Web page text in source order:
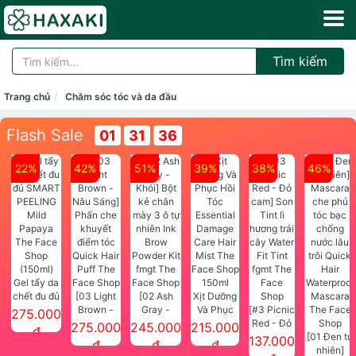
Tìm kiếm
Trang chủ Chăm sóc tóc và da đầu
Flash Sale 01 31 35
22%
Gel tẩy da
chết đu đủ
SMART
PEELING
275.000
đ
42%
[03 Light
Brown -
Nâu Sáng]
Phấn che
275.000
đ
51%
[02 Ash
Gray -
Khói] Bột
kẻ chân
245.000
đ
39%
Xịt Dưỡng
Và Phục
Hồi Tóc
Essential
215.000
đ
38%
[#3 Picnic
Red - Đỏ
cam] Son
137.000
46%
[01 Đen tự
nhiên]